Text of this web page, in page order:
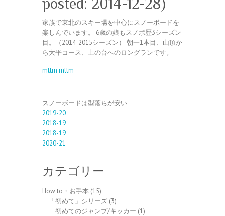
posted: 2014-12-28)
家族で東北のスキー場を中心にスノーボードを
楽しんでいます。 6歳の娘もスノボ歴3シーズン
目。（2014-2015シーズン） 朝一1本目、山頂か
ら大平コース、上の台へのロングランです。
mttm mttm
スノーボードは型落ちが安い
2019-20
2018-19
2018-19
2020-21
カテゴリー
How to・お手本 (15)
「初めて」シリーズ (3)
初めてのジャンプ/キッカー (1)